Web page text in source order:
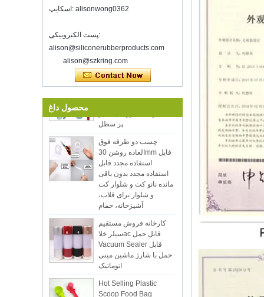
خوش آمدید به ملاقات با ما در نمایشگاه های
IL ایالات متحده آمری
ذخیره سازی مواد غذایی خلاء سیلر
موفق باشید با کار خود را در طول سال جدید
شنژن کرینگ بر روی 8 فدرال رزرو شده
Bussiness، لطفا با وندی تماس
بگیرید.پست الکترونیکی:
sales5@kring.com Tel / WhatsApp: +8
اسکایپ: alisonwong0362
پست الکترونیکی:
alison@siliconerubberproducts.com
alison@szkring.com
محصول داغ
آشپزخانه آشپزخانه
سیلیکون 12pcs،
سیلیکون با ظروف پخت و
چسب دو طرفه فوق
العاده روشن 30mm قابل
استفاده مجدد قابل
استفاده مجدد بدون باقی
مانده نانو کت و شلوار کت
و شلوار برای قلاب،
آشپزخانه، حمام
کارخانه فروش مستقیم
سیلر خلاac قابل حمل
Vacuum Sealer قابل
حمل با شارژ ماشین مینی
اتوماتیک
Hot Selling Plastic
Scoop Food Bag
Sealing Clips Coffee